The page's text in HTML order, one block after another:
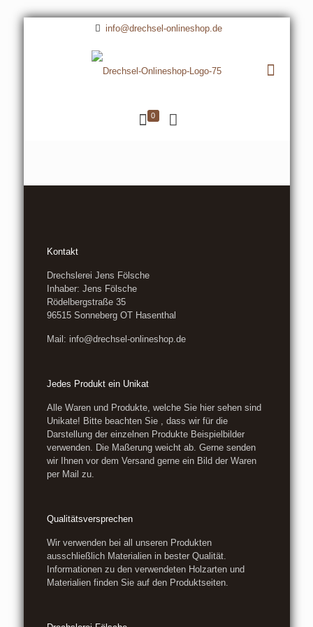
info@drechsel-onlineshop.de
0
Kontakt
Drechslerei Jens Fölsche
Inhaber: Jens Fölsche
Rödelbergstraße 35
96515 Sonneberg OT Hasenthal
Mail: info@drechsel-onlineshop.de
Jedes Produkt ein Unikat
Alle Waren und Produkte, welche Sie hier sehen sind
Unikate! Bitte beachten Sie , dass wir für die
Darstellung der einzelnen Produkte Beispielbilder
verwenden. Die Maßerung weicht ab. Gerne senden
wir Ihnen vor dem Versand gerne ein Bild der Waren
per Mail zu.
Qualitätsversprechen
Wir verwenden bei all unseren Produkten
ausschließlich Materialien in bester Qualität.
Informationen zu den verwendeten Holzarten und
Materialien finden Sie auf den Produktseiten.